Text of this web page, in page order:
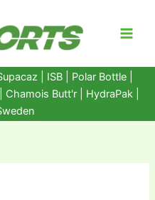
| ISB | Polar Bottle|
Chamois Butt'r HydraPak